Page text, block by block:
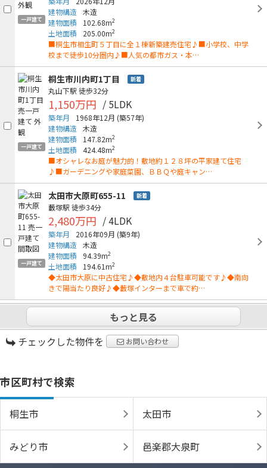
一戸建て
建物構造 木造
建物面積
102.68m2
土地面積 205.00m2
■桐生市相生町５丁目に全１棟新築建売住宅♪■小学校、中学
校まで徒歩10分圏内♪■人気の都市ガス・本…
一戸建て
桐生市川内町1丁目 新着
丸山下駅 徒歩32分
1,150万円 / 5LDK
築年月 1968年12月 (築57年)
建物構造 木造
建物面積
147.82m2
土地面積 424.48m2
■オシャレなお庭が魅力的！敷地約１２８坪の平家建て住宅
♪■ガーデニングや家庭菜園、ＢＢＱや庭キャン…
一戸建て
太田市大原町655-11 新着
藪塚駅 徒歩34分
2,480万円 / 4LDK
築年月 2016年09月 (築9年)
建物構造 木造
建物面積
94.39m2
土地面積 194.61m2
◆太田市大原に中古住宅♪◆敷地内４台駐車可能です♪◆南向
きで陽当たり良好♪◆藪塚インターまで車で約…
もっと見る
チェックした物件を
お問い合わせ
市区町村で検索
桐生市 太田市
みどり市 邑楽郡大泉町